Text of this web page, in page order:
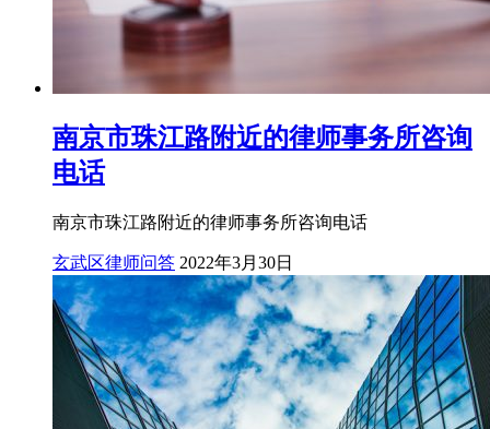
南京市珠江路附近的律师事务所咨询
电话
南京市珠江路附近的律师事务所咨询电话
玄武区律师问答 2022年3月30日